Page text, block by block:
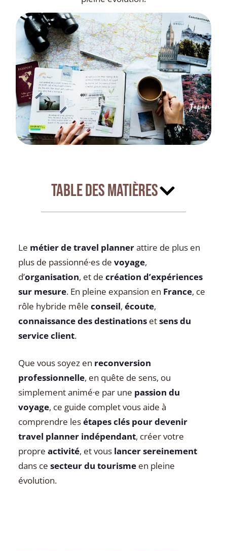
Table des matières
Le métier de travel plannerattire de plus en
plus de passionné·es devoyage,
d’organisation, et decréation d’expériences
sur mesure. En pleine expansion en France, ce
rôle hybride mêleconseil,écoute,
connaissance des destinations etsens du
service client.
Que vous soyez en reconversion
professionnelle, en quête de sens, ou
simplement animé·e par une passion du
voyage, ce guide complet vous aide à
comprendre lesétapes clés pour devenir
travel planner indépendant, créer votre
propreactivité, et vous lancer sereinement
dans cesecteur du tourisme en pleine
évolution.